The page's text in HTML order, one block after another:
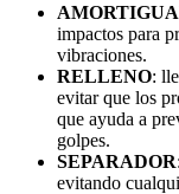
impactos para
vibraciones.
RELLENO:
evitar que los
que ayuda a
golpes.
SEPARADOR
evitando